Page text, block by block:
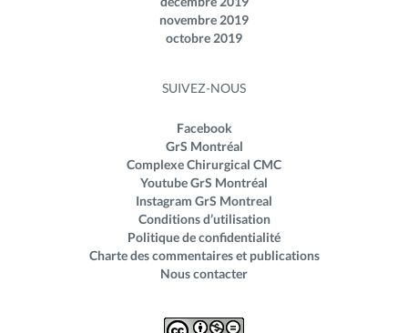
novembre 2019
octobre 2019
SUIVEZ-NOUS
Facebook
GrS Montréal
Complexe Chirurgical CMC
Youtube GrS Montréal
Instagram GrS Montreal
Conditions d’utilisation
Politique de confidentialité
Charte des commentaires et publications
Nous contacter